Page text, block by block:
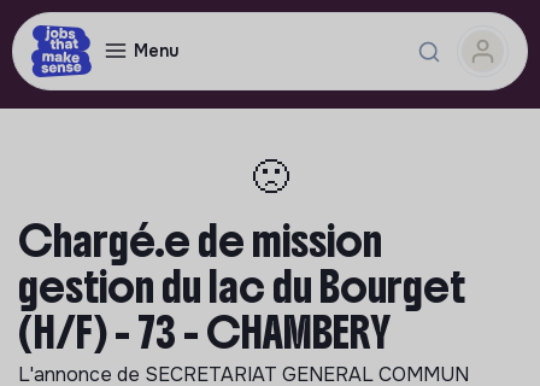
Menu
🙁
Chargé.e de mission
gestion du lac du Bourget
(H/F) - 73 - CHAMBERY
L'annonce de SECRETARIAT GENERAL COMMUN